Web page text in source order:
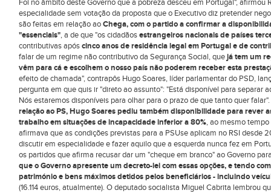
Foi no âmbito deste Governo que a pobreza desceu em Portugal", afirmou
especialidade sem votação da proposta que o Executivo diz pretender
são feitas em relação aoChega, com o partido a confirmar a
"essenciais", a de que "os cidadãosestrangeiros nacionais de países
contributivas apóscinco anos de residência legal em Portugal e de
falar de um regime não contributivo da Segurança Social, quejá tem um
vêm para cá e escolhem o nosso país não poderem receber esta
efeito de chamada", contrapôs Hugo Soares, líder parlamentar do PSD,
pergunta em que quis ir "direto ao assunto": "Está disponível para separar
Nós estaremos disponíveis para olhar para o prazo de que tanto quer
relação ao PS, Hugo Soares pediu também disponibilidade para rever
trabalho em situações de incapacidade inferior a 80%, ao mesmo
afirmava que as condições previstas para a PSUse aplicam no RSI desde
discutir em especialidade e fazer aquilo que a esquerda nunca fez em
os partidos que afirma recusar dar um "cheque em branco" ao Governo
que o Governo apresente um decreto-lei com essas opções, e tendo
património e bens máximos detidos pelos beneficiários - incluindo
(16.114 euros, atualmente). O deputado socialista Miguel Cabrita lembrou